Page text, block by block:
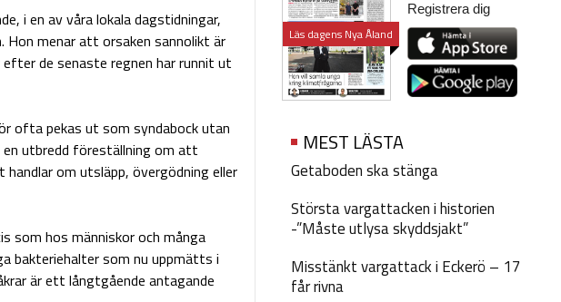
i en av våra lokala dagstidningar,
Hon menar att orsaken sannolikt är
de senaste regnen har runnit ut
ofta pekas ut som syndabock utan
utbredd föreställning om att
om utsläpp, övergödning eller
som hos människor och många
bakteriehalter som nu uppmätts i
är ett långtgående antagande
Läs dagens Nya Åland
Registrera dig
MEST LÄSTA
Getaboden ska stänga
Största vargattacken i historien
-”Måste utlysa skyddsjakt”
Misstänkt vargattack i Eckerö – 17
får rivna